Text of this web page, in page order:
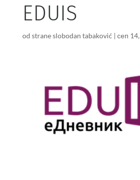
EDUIS
od straneslobodan tabaković | сеп